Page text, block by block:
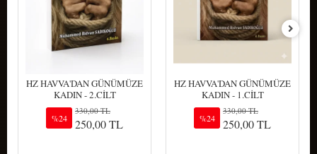
HZ HAVVA'DAN GÜNÜMÜZE
KADIN - 2.CİLT
%24
330,00 TL
250,00 TL
HZ HAVVA'DAN GÜNÜMÜZE
KADIN - 1.CİLT
%24
330,00 TL
250,00 TL